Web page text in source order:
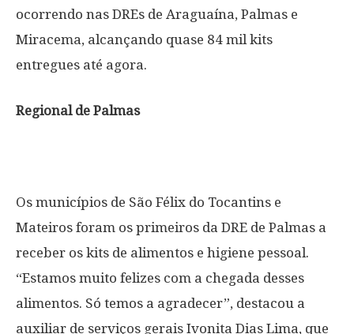
ocorrendo nas DREs de Araguaína, Palmas e
Miracema, alcançando quase 84 mil kits
entregues até agora.
Regional de Palmas
Os municípios de São Félix do Tocantins e
Mateiros foram os primeiros da DRE de Palmas a
receber os kits de alimentos e higiene pessoal.
“Estamos muito felizes com a chegada desses
alimentos. Só temos a agradecer”, destacou a
auxiliar de serviços gerais Ivonita Dias Lima, que